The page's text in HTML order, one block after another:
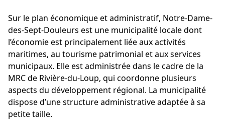
Sur le plan économique et administratif, Notre-Dame-
des-Sept-Douleurs est une municipalité locale dont
l’économie est principalement liée aux activités
maritimes, au tourisme patrimonial et aux services
municipaux. Elle est administrée dans le cadre de la
MRC de Rivière-du-Loup, qui coordonne plusieurs
aspects du développement régional. La municipalité
dispose d’une structure administrative adaptée à sa
petite taille.